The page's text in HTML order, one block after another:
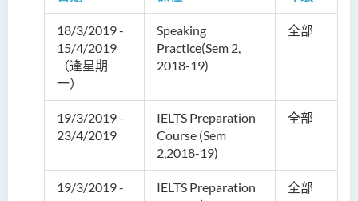
18/3/2019 -
15/4/2019
（逢星期
一）
Speaking
Practice(Sem 2,
2018-19)
全部
19/3/2019 -
23/4/2019
IELTS Preparation
Course (Sem
2,2018-19)
全部
19/3/2019 -
IELTS Preparation
全部